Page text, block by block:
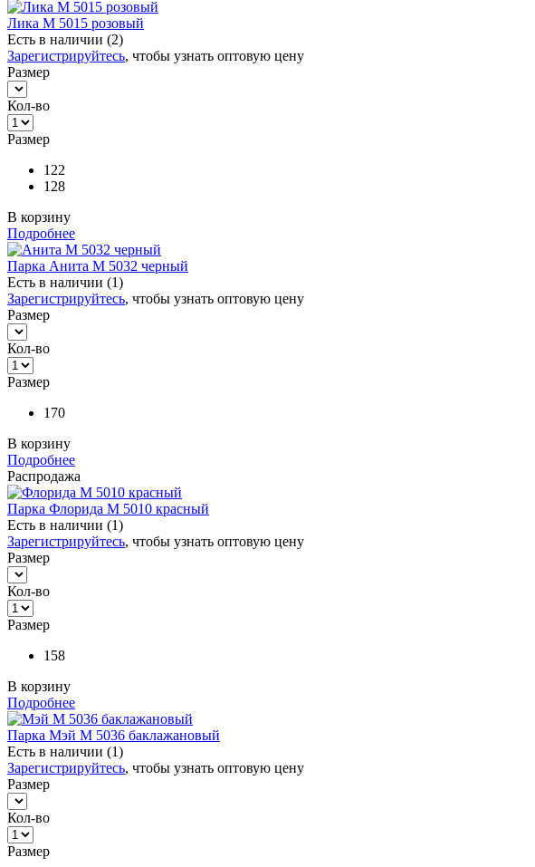
Лика М 5015 розовый
Есть в наличии (2)
Зарегистрируйтесь, чтобы узнать оптовую цену
Размер
Кол-во
Размер
122
128
В корзину
Подробнее
Парка Анита М 5032 черный
Есть в наличии (1)
Зарегистрируйтесь, чтобы узнать оптовую цену
Размер
Кол-во
Размер
170
В корзину
Подробнее
Распродажа
Парка Флорида М 5010 красный
Есть в наличии (1)
Зарегистрируйтесь, чтобы узнать оптовую цену
Размер
Кол-во
Размер
158
В корзину
Подробнее
Парка Мэй М 5036 баклажановый
Есть в наличии (1)
Зарегистрируйтесь, чтобы узнать оптовую цену
Размер
Кол-во
Размер